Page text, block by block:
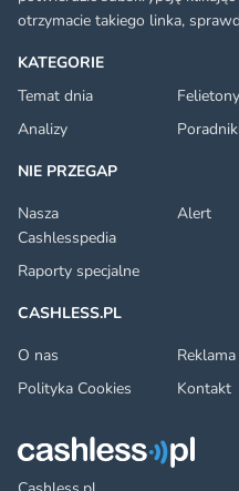
KATEGORIE
Temat dnia
Felietony
Analizy
NIE PRZEGAP
Nasza
Cashlesspedia
Alert
Raporty specjalne
CASHLESS.PL
O nas
Reklama
Polityka Cookies
Kontakt
otrzymacie takiego linka,